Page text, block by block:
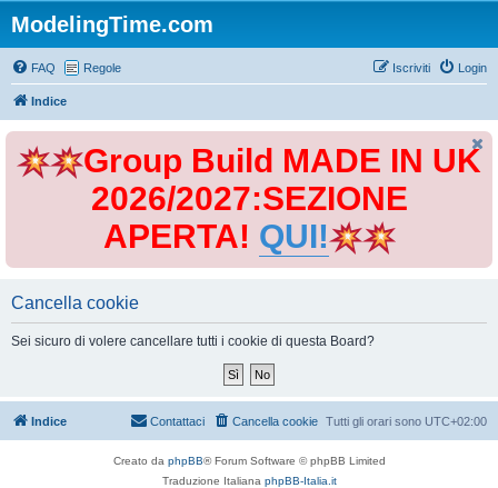
ModelingTime.com
FAQ Regole Login
Iscriviti
Indice
Group Build MADE IN UK
2026/2027:SEZIONE
APERTA! QUI!
Cancella cookie
Sei sicuro di volere cancellare tutti i cookie di questa Board?
Indice Tutti gli orari sono UTC+02:00
Cancella cookie
Contattaci
Creato da phpBB® Forum Software © phpBB Limited
Traduzione Italiana phpBB-Italia.it